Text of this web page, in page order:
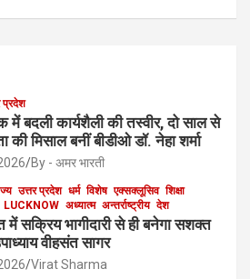
प्रदेश
में बदली कार्यशैली की तस्वीर, दो साल से
की मिसाल बनीं बीडीओ डॉ. नेहा शर्मा
By - अमर भारती
उत्तर प्रदेश धर्म विशेष एक्सक्लूसिव शिक्षा
LUCKNOW अध्यात्म अन्तर्राष्ट्रीय देश
में सक्रिय भागीदारी से ही बनेगा सशक्त
वीहसंत सागर
Virat Sharma